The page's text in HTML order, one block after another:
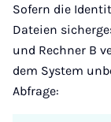
Sofern die
Dateien
und Rechner B
dem System
Abfrage: